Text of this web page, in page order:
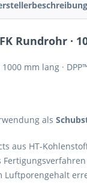
·
mm lang ·
als
aus HT-